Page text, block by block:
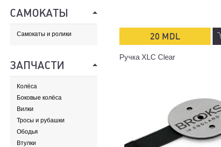
САМОКАТЫ
Самокаты и ролики
ЗАПЧАСТИ
Колёса
Боковые колёса
Вилки
Тросы и рубашки
Ободья
Втулки
20 MDL
Ручка XLC Clear